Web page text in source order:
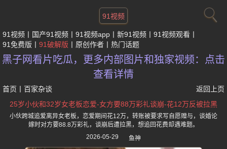
91视频
91视频 国产91视频 91视频app 新91视频
91视频观看
91免费版
91破解版 原创作者 热门话题
黑子网看片吃瓜，更多内部图片和独家视频：点击
查看详情
首页 百家杂谈
返回上页
25岁小伙和32岁女老板恋爱-女方要88万彩礼谈崩-花12万反被拉黑
小伙跨城追爱离异女老板，恋爱期间花12万，转账被要求写自愿赠与，谈婚论
嫁时对方要88.8万彩礼，谈崩后遭拉黑，想追回花费却遇难题。
2026-05-29
鱼神